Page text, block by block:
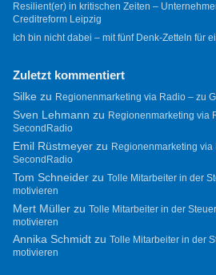
Resilient(er) in kritischen Zeiten –
Creditreform Leipzig
Ich bin nicht dabei – mit fünf Denk-Zetteln für
Zuletzt kommentiert
Silkezu Regionenmarketing via Radio – zu
Sven Lehmann zu Regionenmarketing via
SecondRadio
Emil Rüstmeyerzu Regionenmarketing via
SecondRadio
Tom Schneiderzu Tolle Mitarbeiter in der
motivieren
Mert Müllerzu Tolle Mitarbeiter in der
motivieren
Annika Schmidtzu Tolle Mitarbeiter in der
motivieren